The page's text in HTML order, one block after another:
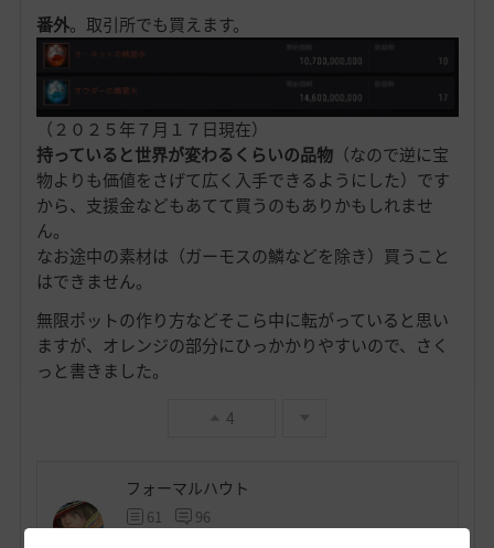
番外。取引所でも買えます。
（２０２５年７月１７日現在）
持っていると世界が変わるくらいの品物（なので逆に宝
物よりも価値をさげて広く入手できるようにした）です
から、支援金などもあてて買うのもありかもしれませ
ん。
なお途中の素材は（ガーモスの鱗などを除き）買うこと
はできません。
無限ポットの作り方などそこら中に転がっていると思い
ますが、オレンジの部分にひっかかりやすいので、さく
っと書きました。
4
フォーマルハウト
61 96